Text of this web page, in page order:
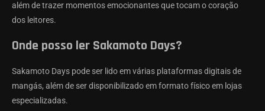
além de trazer momentos emocionantes que tocam o coração
dos leitores.
Onde posso ler Sakamoto Days?
Sakamoto Days pode ser lido em várias plataformas digitais de
mangás, além de ser disponibilizado em formato físico em lojas
especializadas.